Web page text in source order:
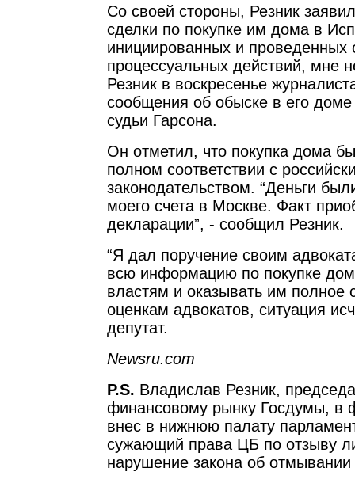
Со своей стороны, Резник
сделки по покупке им дома в
инициированных и проведенных
процессуальных действий, мне
Резник в воскресенье
сообщения об обыске в его
судьи Гарсона.
Он отметил, что покупка дома
полном соответствии с
законодательством. “Деньги
моего счета в Москве. Факт
декларации”, - сообщил Резник.
“Я дал поручение своим
всю информацию по покупке
властям и оказывать им полное
оценкам адвокатов, ситуация
депутат.
Newsru.com
P.S. Владислав Резник,
финансовому рынку Госдумы, в
внес в нижнюю палату
сужающий права ЦБ по отзыву
нарушение закона об отмывании